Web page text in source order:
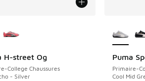
de € 30,00 à € 23,00
H-street Og
College Chaussures
- Silver
Puma
Primaire-
Cool Mid